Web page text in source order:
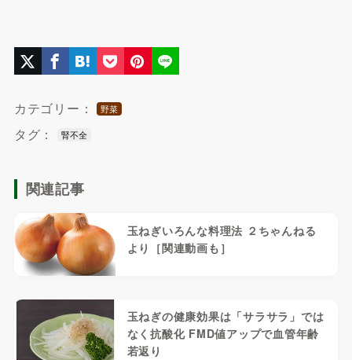
カテゴリー： 野菜
タグ： 腎不全
関連記事
玉ねぎいろんな料理法 ２ちゃんねる
より［関連動画も］
玉ねぎの健康効果は「サラサラ」では
なく抗酸化 FMD値アップで血管年齢
若返り